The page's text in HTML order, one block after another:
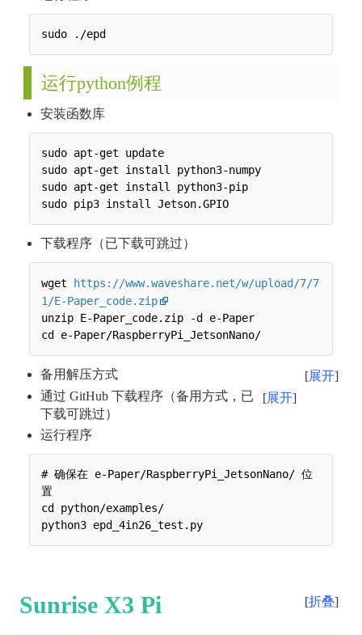
运行python例程
安装函数库
sudo apt-get update
sudo apt-get install python3-numpy
sudo apt-get install python3-pip
下载程序（已下载可跳过）
wget
https://www.waveshare.net/w/upload/7/7
1/E-Paper_code.zip
unzip E-Paper_code.zip -d e-Paper
展开
备用解压方式
展开
通过 GitHub 下载程序（备用方式，已
下载可跳过）
运行程序
# 确保在 e-Paper/RaspberryPi_JetsonNano/ 位
置
cd python/examples/
折叠
Sunrise X3 Pi